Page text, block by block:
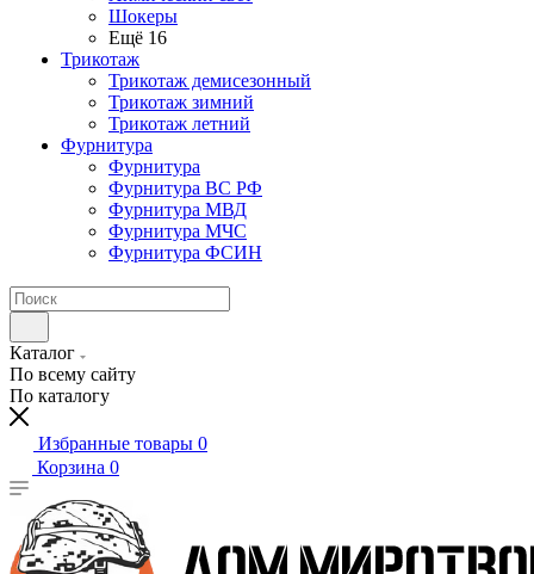
Шокеры
Ещё 16
Трикотаж
Трикотаж демисезонный
Трикотаж зимний
Трикотаж летний
Фурнитура
Фурнитура
Фурнитура ВС РФ
Фурнитура МВД
Фурнитура МЧС
Фурнитура ФСИН
Каталог
По всему сайту
По каталогу
Избранные товары 0
Корзина 0